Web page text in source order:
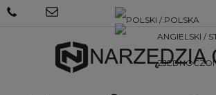
SKLEP@NARZEDZIACNC.PL